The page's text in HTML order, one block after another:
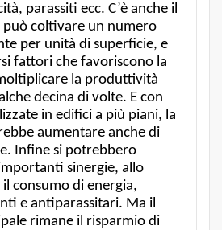
parassiti ecc. C’è anche il
può coltivare un numero
per unità di superficie, e
fattori che favoriscono la
la produttività
decina di volte. E con
in edifici a più piani, la
aumentare anche di
Infine si potrebbero
sinergie, allo
consumo di energia,
e antiparassitari. Ma il
rimane il risparmio di